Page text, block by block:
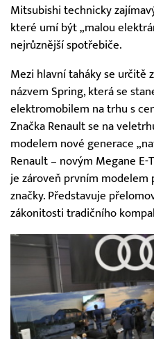
Mitsubishi technicky
které umí být „malou
nejrůznější spotřebiče.
Mezi hlavní taháky se určitě
názvem Spring, která se
elektromobilem na trhu s
Značka Renault se na
modelem nové generace
Renault – novým Megane
je zároveň prvním modelem
značky. Představuje
zákonitosti tradičního